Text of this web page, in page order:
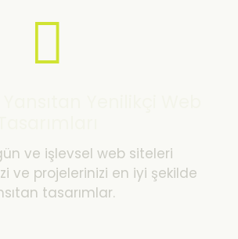
ve işlevsel web siteleri
ve projelerinizi en iyi şekilde
tasarımlar.